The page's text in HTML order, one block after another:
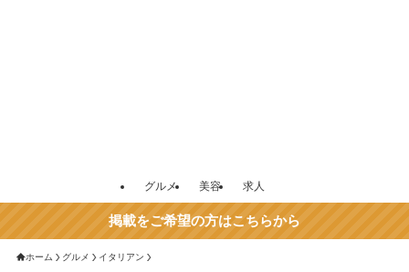
グルメ 美容 求人
掲載をご希望の方はこちらから
ホーム グルメ イタリアン